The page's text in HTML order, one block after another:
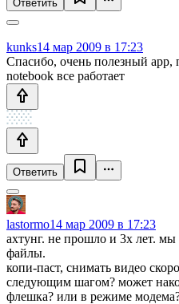
Ответить
kunks14 мар 2009 в 17:23
Спасибо, очень полезный app,
notebook все работает
Ответить
lastormo14 мар 2009 в 17:23
ахтунг. не прошло и 3х лет. мы
файлы.
копи-паст, снимать видео
следующим шагом? может
флешка? или в режиме